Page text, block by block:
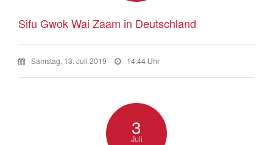
Sifu Gwok Wai Zaam in Deutschland
Samstag, 13. Juli 2019 14:44 Uhr
3
Juli